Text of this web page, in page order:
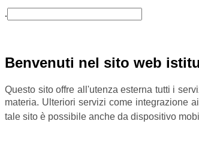
.
Benvenuti nel sito web
Questo sito offre all'utenza esterna tutti i
materia. Ulteriori servizi come integrazione
tale sito è possibile anche da dispositivo